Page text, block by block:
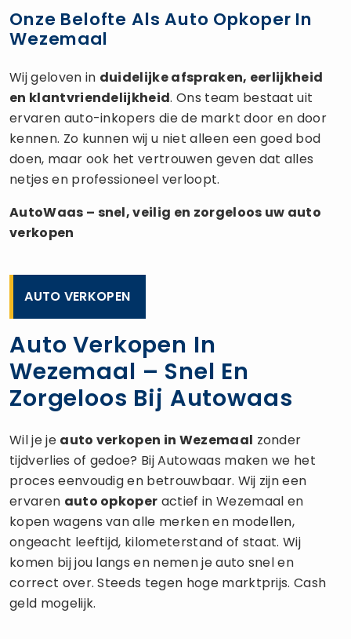
Onze Belofte Als Auto Opkoper In
Wezemaal
Wij geloven in duidelijke afspraken, eerlijkheid
en klantvriendelijkheid. Ons team bestaat uit
ervaren auto-inkopers die de markt door en door
kennen. Zo kunnen wij u niet alleen een goed bod
doen, maar ook het vertrouwen geven dat alles
netjes en professioneel verloopt.
AutoWaas – snel, veilig en zorgeloos uw auto
verkopen
AUTO VERKOPEN
Auto Verkopen In
Wezemaal – Snel En
Zorgeloos Bij Autowaas
Wil je je auto verkopen in Wezemaal zonder
tijdverlies of gedoe? Bij Autowaas maken we het
proces eenvoudig en betrouwbaar. Wij zijn een
ervaren auto opkoper actief in Wezemaal en
kopen wagens van alle merken en modellen,
ongeacht leeftijd, kilometerstand of staat. Wij
komen bij jou langs en nemen je auto snel en
correct over. Steeds tegen hoge marktprijs. Cash
geld mogelijk.